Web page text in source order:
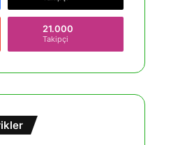
21.000
Takipçi